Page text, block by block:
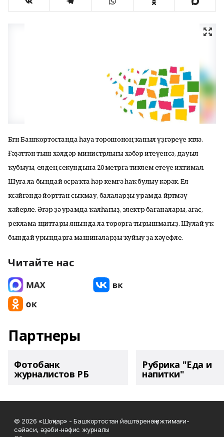
Бөгөн Башҡортостанда һауа торошоноң ҡапыл үҙгәреүе көтөлә.
Ғәҙәттән тыш хәлдәр министрлығы хәбәр итеүенсә, дауыл
ҡубыуы, елдең секундына 20 метрға тиклем етеүе ихтимал.
Шуға ла бындай осраҡта һәр кемгә һаҡ булыу кәрәк. Ел
көсәйгәндә йорттан сыҡмау, балаларҙы урамда йөрөтмәү
хәйерле. Әгәр ҙә урамда ҡалһағыҙ, электр бағаналары, ағас,
реклама щиттары янында ла торорға тырышмағыҙ. Шулай уҡ
бындай урындарға машиналарҙы ҡуйыу ҙа хәүефле.
Читайте нас
Партнеры
Фотобанк
журналистов РБ
Рубрика "Еда и
напитки"
© 2026 «Шоңҡар» - Башҡортостан йәштәренәң ижтимағи-
сәйәси, әҙәби-нәфис журналы